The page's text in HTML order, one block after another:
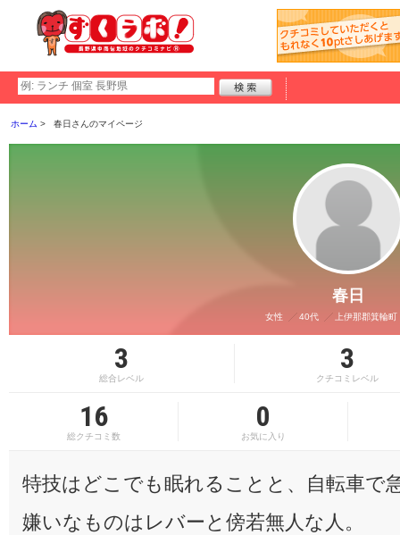
ホーム 春日さんのマイページ
春日
女性 40代 上伊那郡箕輪町
3
総合レベル
3
クチコミレベル
16
総クチコミ数
0
お気に入り
特技はどこでも眠れることと、自転車で
嫌いなものはレバーと傍若無人な人。